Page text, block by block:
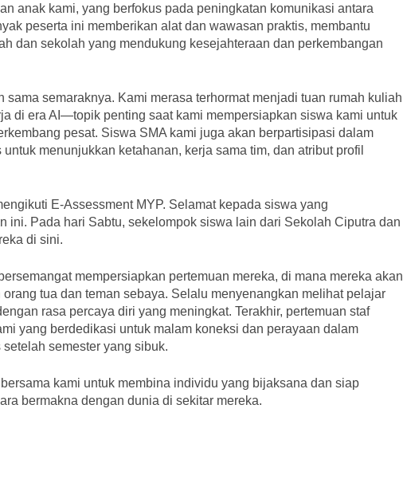
anak kami, yang berfokus pada peningkatan komunikasi antara
peserta ini memberikan alat dan wawasan praktis, membantu
dan sekolah yang mendukung kesejahteraan dan perkembangan
semaraknya. Kami merasa terhormat menjadi tuan rumah kuliah
di era AI—topik penting saat kami mempersiapkan siswa kami untuk
pesat. Siswa SMA kami juga akan berpartisipasi dalam
menunjukkan ketahanan, kerja sama tim, dan atribut profil
E-Assessment MYP. Selamat kepada siswa yang
ini. Pada hari Sabtu, sekelompok siswa lain dari Sekolah Ciputra dan
di sini.
mempersiapkan pertemuan mereka, di mana mereka akan
tua dan teman sebaya. Selalu menyenangkan melihat pelajar
rasa percaya diri yang meningkat. Terakhir, pertemuan staf
yang berdedikasi untuk malam koneksi dan perayaan dalam
semester yang sibuk.
kami untuk membina individu yang bijaksana dan siap
bermakna dengan dunia di sekitar mereka.